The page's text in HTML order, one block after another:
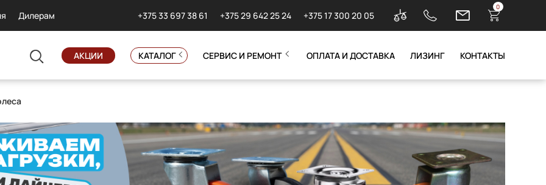
Дилерам +375 33 697 38 61 +375 29 642 25 24 +375 17 300 20 05
0
АКЦИИ КАТАЛОГ СЕРВИС И РЕМОНТ ОПЛАТА И ДОСТАВКА ЛИЗИНГ КОНТАКТЫ